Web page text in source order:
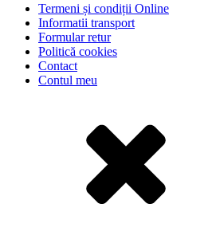
Termeni și condiții Online
Informatii transport
Formular retur
Politică cookies
Contact
Contul meu